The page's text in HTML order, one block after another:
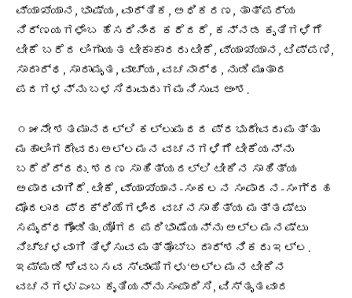
ವ್ಯಾಖ್ಯಾನ, ಭಾಷ್ಯ, ವಾರ್ತಿಕ, ಅಧಿಕರಣ, ತಾತ್ಪರ್ಯ
ನಿರ್ಣಯಗಳೆಂಬ ಹೆಸರಿನಿಂದ ಕರೆದರೆ, ಕನ್ನಡ ಕೃತಿಗಳಿಗೆ
ಟೀಕೆ ಬರೆದ ಲಿಂಗಾಯತ ಟೀಕಾಕಾರರು ಟೀಕೆ, ವ್ಯಾಖ್ಯಾನ, ಟಿಪ್ಪಣಿ,
ಸಾರಾರ್ಥ, ಸಾರಾಮೃತ, ವಾಚ್ಯ, ವಚನಾರ್ಥ, ನುಡಿ ಮುಂತಾದ
ಪದಗಳನ್ನು ಬಳಸಿರುವುದು ಗಮನಿಸುವ ಅಂಶ.
೧೫ನೇ ಶತಮಾನದಲ್ಲಿ ಕಲ್ಲುಮಠದ ಪ್ರಭುದೇವರು ಮತ್ತು
ಮಹಾಲಿಂಗದೇವರು ಅಲ್ಲಮನ ವಚನಗಳಿಗೆ ಟೀಕೆಯನ್ನು
ಬರೆದಿದ್ದರು. ಶರಣ ಸಾಹಿತ್ಯದಲ್ಲಿ ಟೀಕಿನ ಸಾಹಿತ್ಯ
ಅಪಾರವಾಗಿದೆ. ಟೀಕೆ, ವ್ಯಾಖ್ಯಾನ-ಸಂಕಲನ ಸಂಪಾದನ-ಸಂಗ್ರಹ
ಮೊದಲಾದ ಪ್ರಕ್ರಿಯೆಗಳಿಂದ ವಚನಸಾಹಿತ್ಯ ಮತ್ತಷ್ಟು
ಸಮೃದ್ಧಗೊಂಡಿತು. ಯೋಗದ ಪರಿಭಾಷೆಯನ್ನು ಅಲ್ಲಮನಷ್ಟು
ನಿಚ್ಚಳವಾಗಿ ತಿಳಿಸುವ ಮತ್ತೊಬ್ಬ ದಾರ್ಶನಿಕರು ಇಲ್ಲ.
ಇಮ್ಮಡಿ ಶಿವಬಸವ ಸ್ವಾಮಿಗಳು ‘ಅಲ್ಲಮನ ಟೀಕಿನ
ವಚನಗಳು’ ಎಂಬ ಕೃತಿಯನ್ನು ಸಂಪಾದಿಸಿ, ವಿಸ್ತೃತವಾದ